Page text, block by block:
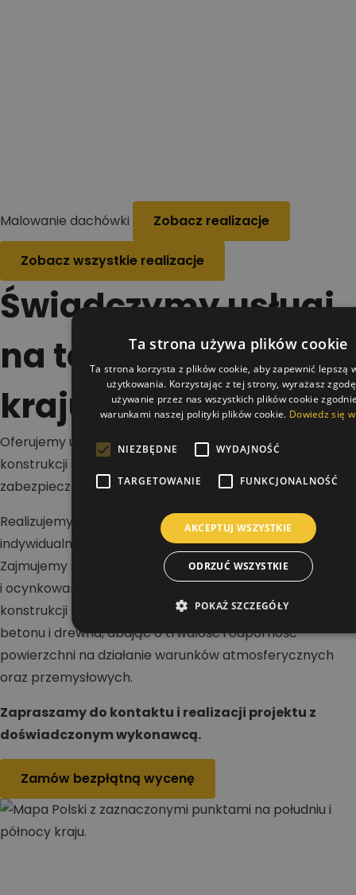
Malowanie dachówki Zobacz realizacje
Zobacz wszystkie realizacje
Świadczymy usługi
na terenie całego
kraju
Oferujemy usługi w zakresie malowania dachów,
konstrukcji stalowych i betonowych oraz wykonywania
zabezpieczeń antykorozyjnych i ogniochronnych.
Realizujemy projekty na terenie całej Polski dla klientów
indywidualnych, firm i inwestorów przemysłowych.
Zajmujemy się renowacją dachów stalowych, blaszanych
i ocynkowanych, a także malowaniem hal oraz
konstrukcji nośnych. Wykonujemy zabezpieczenia stali,
betonu i drewna, dbając o trwałość i odporność
powierzchni na działanie warunków atmosferycznych
oraz przemysłowych.
Zapraszamy do kontaktu i realizacji projektu z
doświadczonym wykonawcą.
Zamów bezpłątną wycenę
Ta strona używa plików cookie
Ta strona korzysta z plików cookie, aby zapewnić lepszą
użytkowania. Korzystając z tej strony, wyrażasz
używanie przez nas wszystkich plików cookie
warunkami naszej polityki plików cookie. Dowiedz się
NIEZBĘDNE WYDAJNOŚĆ
TARGETOWANIE FUNKCJONALNOŚĆ
AKCEPTUJ WSZYSTKIE
ODRZUĆ WSZYSTKIE
POKAŻ SZCZEGÓŁY